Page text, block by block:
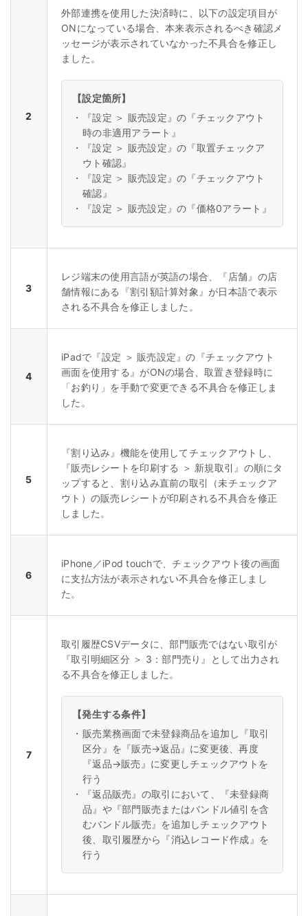
2
外部連携を使用した決済時に、以下の設定項目が
ONになっている場合、本来表示されるべき確認メ
ッセージが表示されていなかった不具合を修正し
ました。
【設定箇所】
・
『設定 ＞ 販売設定』の 『チェックアウト
時の非適用アラート』
・
『設定 ＞ 販売設定』の『取置チェックア
ウト確認』
・
『設定 ＞ 販売設定』の『チェックアウト
確認』
・
『設定 ＞ 販売設定』の『価格0アラート』
3
レジ端末の使用言語が英語の場合、『店舗』の店
舗情報にある『割引額計算対象』が日本語で表示
される不具合を修正しました。
4
iPadで『設定 ＞ 販売設定』の『チェックアウト
画面を使用する』がONの場合、取置き登録時に
「お釣り」を手動で変更できる不具合を修正しま
した。
5
『割り込み』機能を使用してチェックアウトし、
『販売レシートを印刷する ＞ 新規取引』の順にタ
ップすると、割り込み直前の取引（未チェックア
ウト）の販売レシートが印刷される不具合を修正
しました。
6
iPhone／iPod touchで、チェックアウト後の画面
に支払方法が表示されない不具合を修正しまし
た。
7
取引履歴CSVデータに、部門販売ではない取引が
『取引明細区分 ＞ 3：部門売り』として出力され
る不具合を修正しました。
【発生する条件】
・ 販売業務画面で未登録商品を追加し『取引
区分』を『販売→返品』に変更後、再度
『返品→販売』に変更しチェックアウトを
行う
・
『返品販売』の取引において、『未登録商
品』や『部門販売またはバンドル値引を含
むバンドル販売』を追加しチェックアウト
後、取引履歴から『消込レコード作成』を
行う